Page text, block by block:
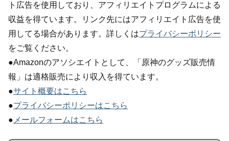
ト広告を使用しており、アフィリエイトプログラムによる
収益を得ています。リンク先にはアフィリエイト広告を使
用してる場合があります。詳しくはプライバシーポリシー
をご覧ください。
●Amazonのアソシエイトとして、「原神のグッズ販売情
報」は適格販売により収入を得ています。
●サイト概要はこちら
●プライバシーポリシーはこちら
● メールフォームはこちら